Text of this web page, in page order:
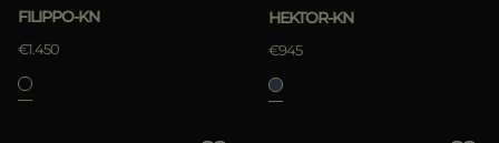
FILIPPO-KN
€1.450
HEKTOR-KN
€945